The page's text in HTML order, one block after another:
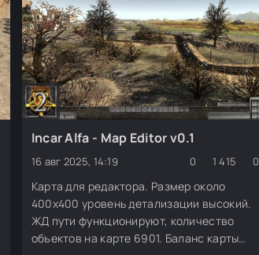
Incar Alfa - Map Editor v0.1
16 авг 2025, 14:19 0 1 415 0
Карта для редактора. Размер около
400х400 уровень детализации высокий.
ЖД пути функционируют, количество
объектов на карте 6901. Баланс карты